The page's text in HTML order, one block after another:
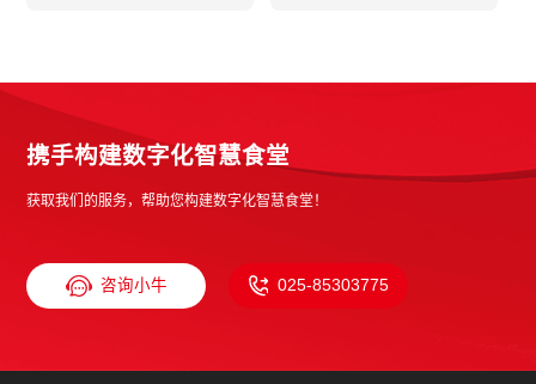
携手构建数字化智慧食堂
获取我们的服务，帮助您构建数字化智慧食堂！
咨询小牛 025-85303775